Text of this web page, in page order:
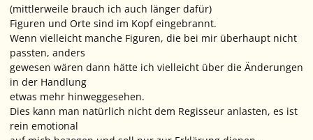
(mittlerweile brauch ich auch länger dafür)
Figuren und Orte sind im Kopf eingebrannt.
Wenn vielleicht manche Figuren, die bei mir überhaupt nicht
passten, anders
gewesen wären dann hätte ich vielleicht über die Änderungen
in der Handlung
etwas mehr hinweggesehen.
Dies kann man natürlich nicht dem Regisseur anlasten, es ist
rein emotional